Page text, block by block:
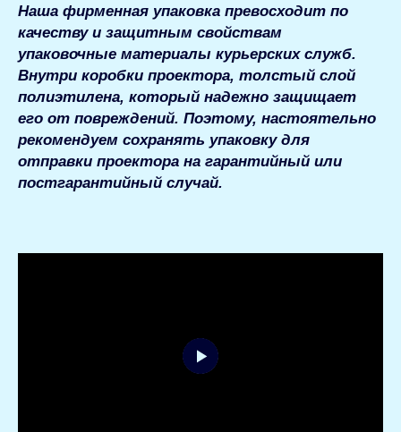
Наша фирменная упаковка превосходит по
качеству и защитным свойствам
упаковочные материалы курьерских служб.
Внутри коробки проектора, толстый слой
полиэтилена, который надежно защищает
его от повреждений. Поэтому, настоятельно
рекомендуем сохранять упаковку для
отправки проектора на гарантийный или
постгарантийный случай.